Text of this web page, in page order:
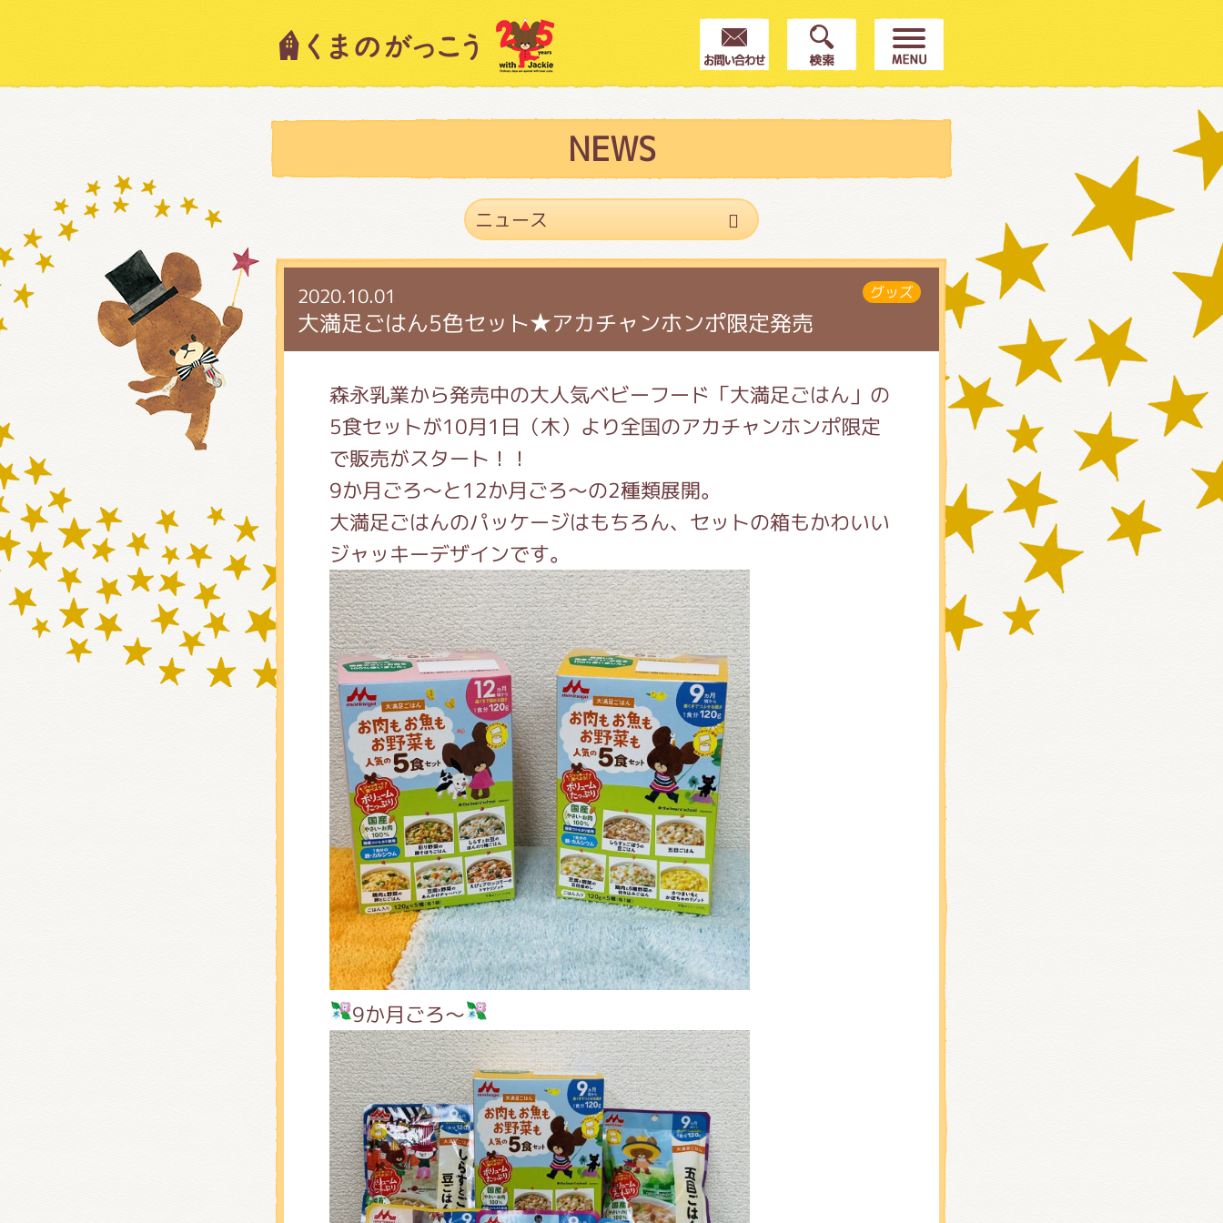
NEWS
2020.10.01 グッズ
大満足ごはん5色セット★アカチャンホンポ限定発売
森永乳業から発売中の大人気ベビーフード「大満足ごはん」の
5食セットが10月1日（木）より全国のアカチャンホンポ限定
で販売がスタート！！
9か月ごろ～と12か月ごろ～の2種類展開。
大満足ごはんのパッケージはもちろん、セットの箱もかわいい
ジャッキーデザインです。
9か月ごろ～
キャラクター紹介
スタッフブログ
絵本・作家紹介
ショップインフォメーション
グッズインフォメーション
ミュージカル・コンサート
おたのしみコンテンツ(クイズ・AR・診断・占い)
チア ジャッキーズ！
くまのがっこう しょくいんしつ
くまのがっこう 家庭科部